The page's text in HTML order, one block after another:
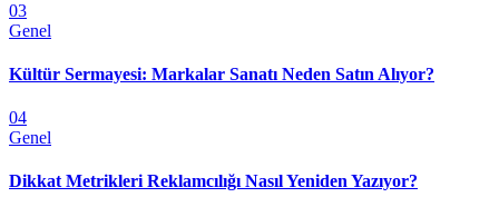
03
Genel
Kültür Sermayesi: Markalar Sanatı Neden Satın Alıyor?
04
Genel
Dikkat Metrikleri Reklamcılığı Nasıl Yeniden Yazıyor?